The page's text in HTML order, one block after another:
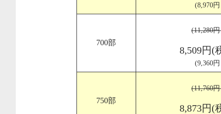
(8,970
700部
(11,280
8,509円(
(9,360
750部
(11,760
8,873円(